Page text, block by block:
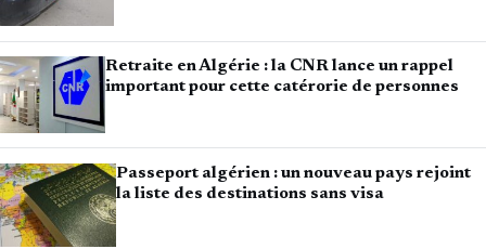
Retraite en Algérie : la CNR lance un rappel
important pour cette catérorie de personnes
Passeport algérien : un nouveau pays rejoint
la liste des destinations sans visa